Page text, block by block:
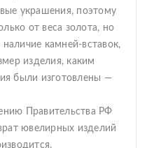
украшения, поэтому
от веса золота, но
камней-вставок,
изделия, каким
были изготовлены —
Правительства РФ
ювелирных изделий